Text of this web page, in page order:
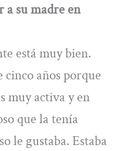
a su madre en
está muy bien.
años porque
muy activa y en
que la tenía
le gustaba. Estaba